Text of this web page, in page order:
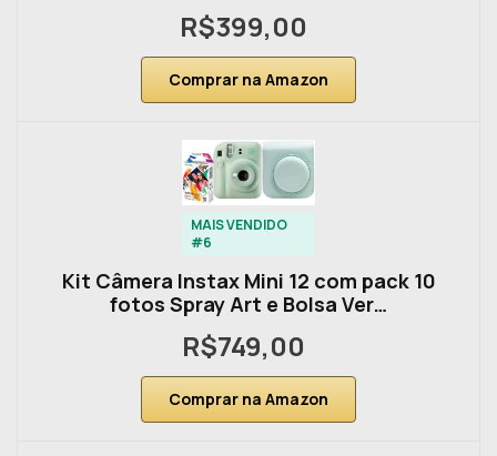
R$399,00
Comprar na Amazon
MAIS VENDIDO
#6
Kit Câmera Instax Mini 12 com pack 10
fotos Spray Art e Bolsa Ver…
R$749,00
Comprar na Amazon